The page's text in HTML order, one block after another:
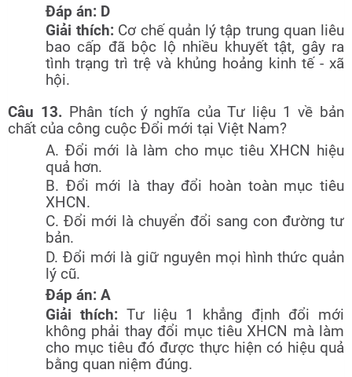
Đáp án: D
Giải thích: Cơ chế quản lý tập trung quan liêu
bao cấp đã bộc lộ nhiều khuyết tật, gây ra
tình trạng trì trệ và khủng hoảng kinh tế - xã
hội.
Câu 13. Phân tích ý nghĩa của Tư liệu 1 về bản
chất của công cuộc Đổi mới tại Việt Nam?
A. Đổi mới là làm cho mục tiêu XHCN hiệu
quả hơn.
B. Đổi mới là thay đổi hoàn toàn mục tiêu
XHCN.
C. Đổi mới là chuyển đổi sang con đường tư
bản.
D. Đổi mới là giữ nguyên mọi hình thức quản
lý cũ.
Đáp án: A
Giải thích: Tư liệu 1 khẳng định đổi mới
không phải thay đổi mục tiêu XHCN mà làm
cho mục tiêu đó được thực hiện có hiệu quả
bằng quan niệm đúng.